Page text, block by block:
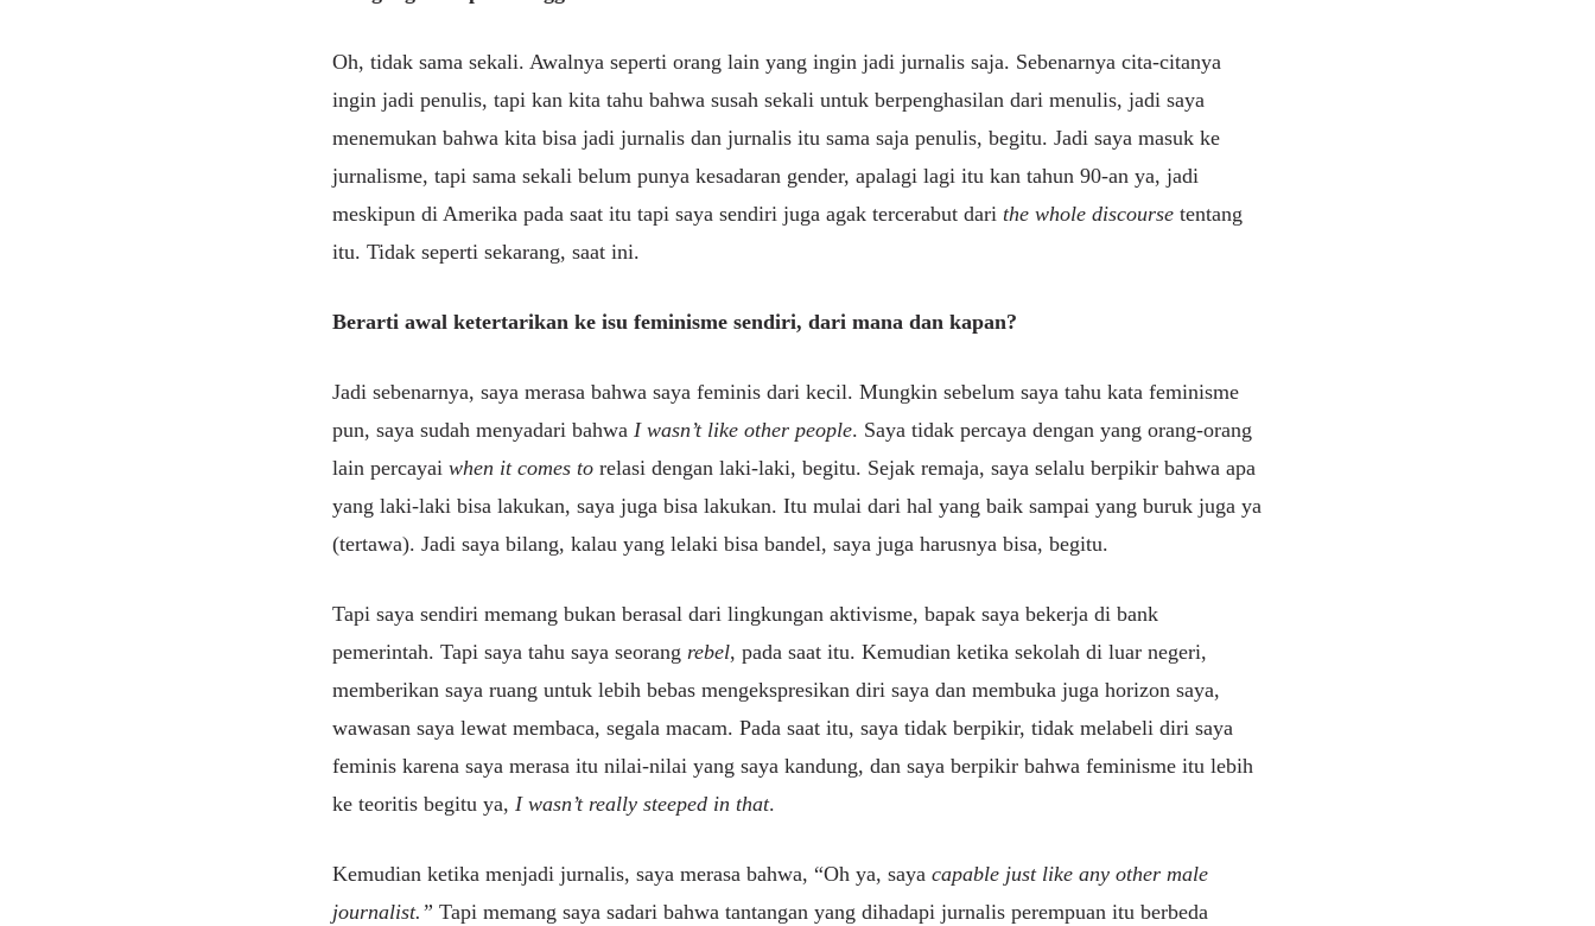
Oh, tidak sama sekali. Awalnya seperti orang lain yang ingin jadi jurnalis saja. Sebenarnya cita-citanya
ingin jadi penulis, tapi kan kita tahu bahwa susah sekali untuk berpenghasilan dari menulis, jadi saya
menemukan bahwa kita bisa jadi jurnalis dan jurnalis itu sama saja penulis, begitu. Jadi saya masuk ke
jurnalisme, tapi sama sekali belum punya kesadaran gender, apalagi lagi itu kan tahun 90-an ya, jadi
meskipun di Amerika pada saat itu tapi saya sendiri juga agak tercerabut dari the whole discoursetentang
itu. Tidak seperti sekarang, saat ini.
Berarti awal ketertarikan ke isu feminisme sendiri, dari mana dan kapan?
Jadi sebenarnya, saya merasa bahwa saya feminis dari kecil. Mungkin sebelum saya tahu kata feminisme
pun, saya sudah menyadari bahwa I wasn’t like other people. Saya tidak percaya dengan yang orang-orang
lain percayai when it comes torelasi dengan laki-laki, begitu. Sejak remaja, saya selalu berpikir bahwa apa
yang laki-laki bisa lakukan, saya juga bisa lakukan. Itu mulai dari hal yang baik sampai yang buruk juga ya
(tertawa). Jadi saya bilang, kalau yang lelaki bisa bandel, saya juga harusnya bisa, begitu.
Tapi saya sendiri memang bukan berasal dari lingkungan aktivisme, bapak saya bekerja di bank
pemerintah. Tapi saya tahu saya seorang rebel, pada saat itu. Kemudian ketika sekolah di luar negeri,
memberikan saya ruang untuk lebih bebas mengekspresikan diri saya dan membuka juga horizon saya,
wawasan saya lewat membaca, segala macam. Pada saat itu, saya tidak berpikir, tidak melabeli diri saya
feminis karena saya merasa itu nilai-nilai yang saya kandung, dan saya berpikir bahwa feminisme itu lebih
ke teoritis begitu ya, I wasn’t really steeped in that.
Kemudian ketika menjadi jurnalis, saya merasa bahwa, “Oh ya, sayacapable just like any other male
journalist.” Tapi memang saya sadari bahwa tantangan yang dihadapi jurnalis perempuan itu berbeda